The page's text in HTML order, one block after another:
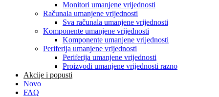
Monitori umanjene vrijednosti
Računala umanjene vrijednosti
Sva računala umanjene vrijednosti
Komponente umanjene vrijednosti
Komponente umanjene vrijednosti
Periferija umanjene vrijednosti
Periferija umanjene vrijednosti
Proizvodi umanjene vrijednosti razno
Akcije i popusti
Novo
FAQ